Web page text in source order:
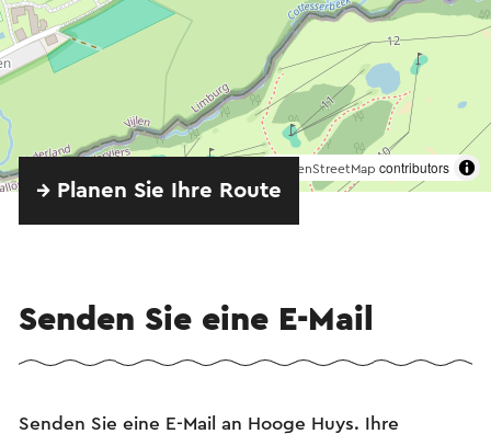
OpenStreetMap contributors
→ Planen Sie Ihre Route
Senden Sie eine E-Mail
Senden Sie eine E-Mail an Hooge Huys. Ihre